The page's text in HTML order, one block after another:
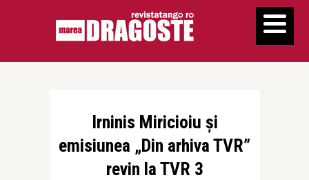
Irninis Miricioiu și
emisiunea „Din arhiva TVR”
revin la TVR 3